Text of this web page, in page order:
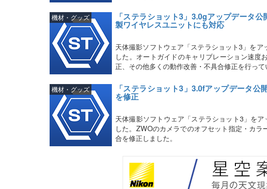
「ステラショット3」3.0gアップデータ
製ワイヤレスユニットにも対応
機材・グッズ
天体撮影ソフトウェア「ステラショット3」を
した。オートガイドのキャリブレーション速
正、その他多くの動作改善・不具合修正を行って
「ステラショット3」3.0fアップデータ
を修正
機材・グッズ
天体撮影ソフトウェア「ステラショット3」を
した。ZWOのカメラでのオフセット指定・カ
合を修正しました。